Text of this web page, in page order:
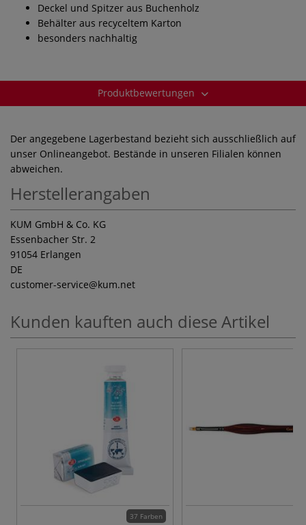
Deckel und Spitzer aus Buchenholz
Behälter aus recyceltem Karton
besonders nachhaltig
Produktbewertungen
Der angegebene Lagerbestand bezieht sich ausschließlich auf
unser Onlineangebot. Bestände in unseren Filialen können
abweichen.
Herstellerangaben
KUM GmbH & Co. KG
Essenbacher Str. 2
91054 Erlangen
DE
customer-service@kum.net
Kunden kauften auch diese Artikel
37 Farben